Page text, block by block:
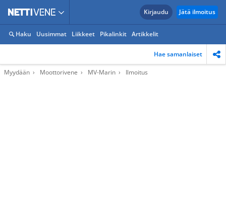
Kirjaudu Jätä ilmoitus
Haku Uusimmat Liikkeet Pikalinkit Artikkelit
Hae samanlaiset
Myydään Moottorivene MV-Marin Ilmoitus